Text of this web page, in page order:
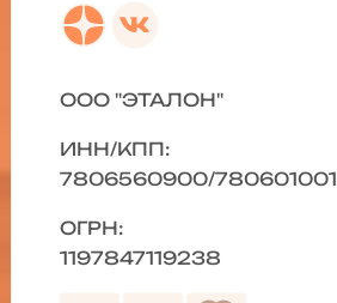
ООО "ЭТАЛОН"
ИНН/КПП:
7806560900/780601001
ОГРН:
1197847119238